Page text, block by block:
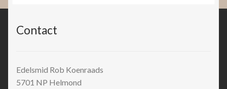
Contact
Edelsmid Rob Koenraads
5701 NP Helmond